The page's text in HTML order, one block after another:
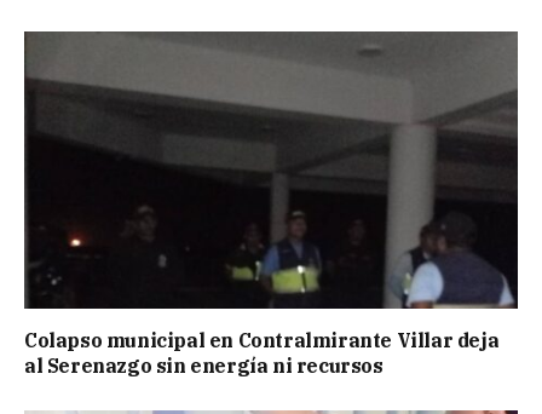
Colapso municipal en Contralmirante Villar deja
al Serenazgo sin energía ni recursos